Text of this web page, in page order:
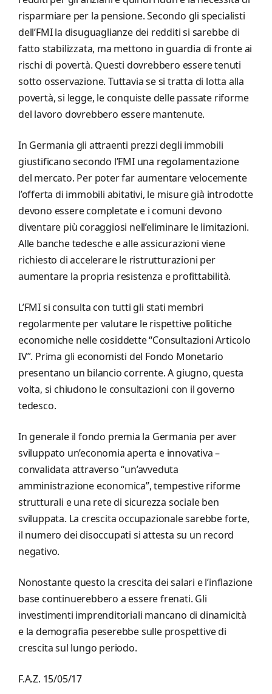
risparmiare per la pensione. Secondo gli specialisti
dell’FMI la disuguaglianze dei redditi si sarebbe di
fatto stabilizzata, ma mettono in guardia di fronte ai
rischi di povertà. Questi dovrebbero essere tenuti
sotto osservazione. Tuttavia se si tratta di lotta alla
povertà, si legge, le conquiste delle passate riforme
del lavoro dovrebbero essere mantenute.
In Germania gli attraenti prezzi degli immobili
giustificano secondo l’FMI una regolamentazione
del mercato. Per poter far aumentare velocemente
l’offerta di immobili abitativi, le misure già introdotte
devono essere completate e i comuni devono
diventare più coraggiosi nell’eliminare le limitazioni.
Alle banche tedesche e alle assicurazioni viene
richiesto di accelerare le ristrutturazioni per
aumentare la propria resistenza e profittabilità.
L’FMI si consulta con tutti gli stati membri
regolarmente per valutare le rispettive politiche
economiche nelle cosiddette “Consultazioni Articolo
IV”. Prima gli economisti del Fondo Monetario
presentano un bilancio corrente. A giugno, questa
volta, si chiudono le consultazioni con il governo
tedesco.
In generale il fondo premia la Germania per aver
sviluppato un’economia aperta e innovativa –
convalidata attraverso “un’avveduta
amministrazione economica”, tempestive riforme
strutturali e una rete di sicurezza sociale ben
sviluppata. La crescita occupazionale sarebbe forte,
il numero dei disoccupati si attesta su un record
negativo.
Nonostante questo la crescita dei salari e l’inflazione
base continuerebbero a essere frenati. Gli
investimenti imprenditoriali mancano di dinamicità
e la demografia peserebbe sulle prospettive di
crescita sul lungo periodo.
F.A.Z. 15/05/17